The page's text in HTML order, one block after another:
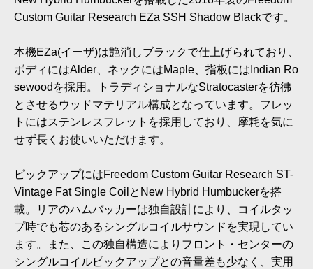
Custom Guitar Research EZa SSH Shadow Blackです。
本機EZa(イーザ)は艶消しブラックで仕上げられており、
ボディにはAlder、ネックにはMaple、指板にはIndian Ro
sewoodを採用。トラディショナルなStratocasterを彷彿
とさせるウッドマテリアル構成となっています。フレッ
トにはステンレスフレットを採用しており、摩耗を気に
せず長くお使いいただけます。
ピックアップにはFreedom Custom Guitar Research ST-
Vintage Fat Single CoilとNew Hybrid Humbuckerを搭
載。リアのハムバッカーは独自設計により、コイルタッ
プ時でも芯のあるシングルコイルサウンドを実現してい
ます。また、この独自構造によりフロント・センターの
シングルコイルピックアップとの音量差も少なく、実用